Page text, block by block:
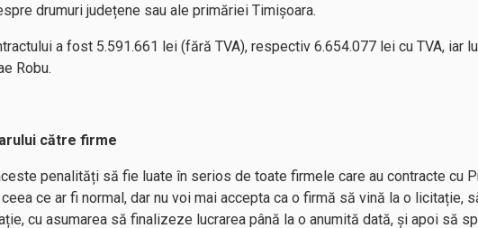
drumuri județene sau ale primăriei Timișoara.
a fost 5.591.661 lei (fără TVA), respectiv 6.654.077 lei cu TVA, iar
Robu.
către firme
penalități să fie luate în serios de toate firmele care au contracte cu
ce ar fi normal, dar nu voi mai accepta ca o firmă să vină la o licitație,
cu asumarea să finalizeze lucrarea până la o anumită dată, și apoi să